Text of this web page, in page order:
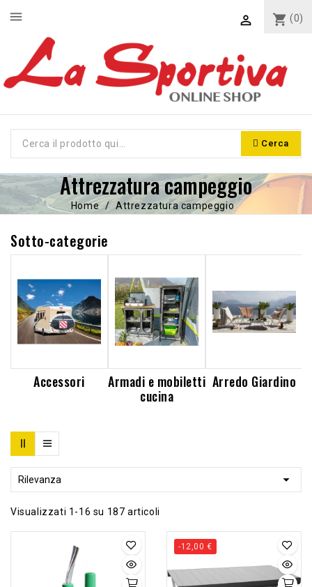
shopping_cart (0)

Cerca
menu
Attrezzatura campeggio
Home Attrezzatura campeggio
Sotto-categorie
Accessori
Armadi e mobiletti
cucina
Arredo Giardino
Rilevanza 
Visualizzati 1-16 su 187 articoli
-12,00 €